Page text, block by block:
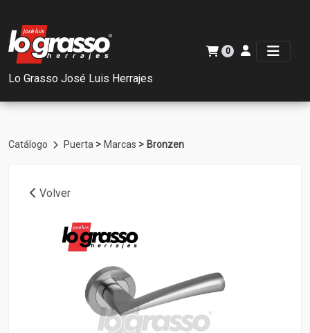
Lo Grasso José Luis Herrajes
0
Catálogo Puerta > Marcas > Bronzen
Volver